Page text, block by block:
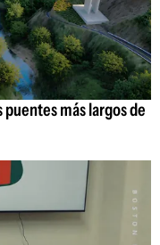
más largos de